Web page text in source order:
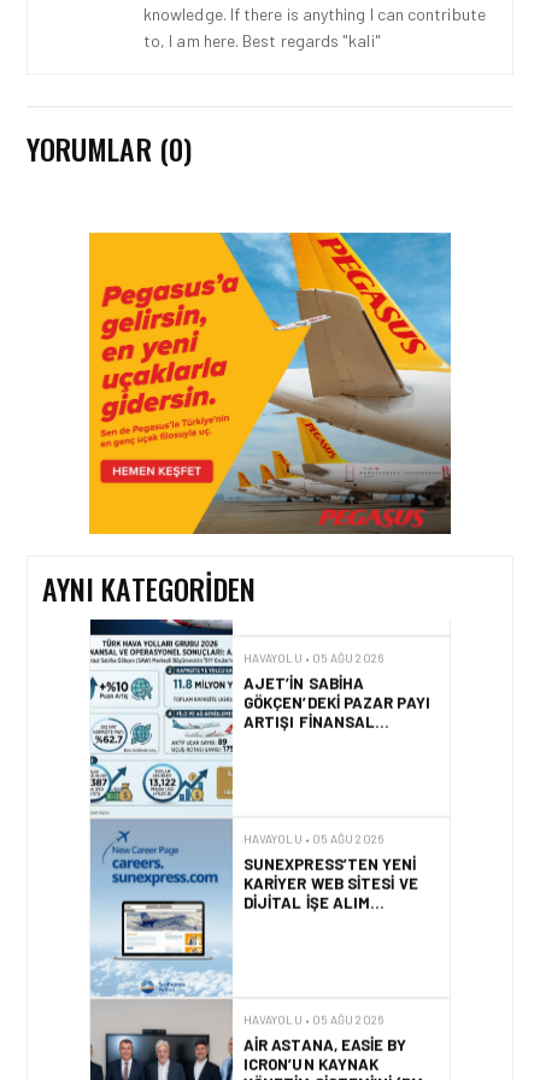
knowledge. If there is anything I can contribute
to, I am here. Best regards "kali"
YORUMLAR (0)
AYNI KATEGORIDEN
HAVAYOLU • 05 AĞU 2026
CORENDON’DAN YAKIT
VERIMLILIĞI VE
SÜRDÜRÜLEBILIRLIK IÇIN
İŞ BIRLIĞI!
HAVAYOLU • 05 AĞU 2026
AIR ASTANA’DAN 2026
YILI İLK YARI FINANSAL
VE OPERASYONEL
SONUÇLARI!
GÖKÇEN’DEKI PAZAR PAYI
ARTIŞI FINANSAL
SONUÇLARI NASIL
ETKILEDI?
KARIYER WEB SITESI VE
DIJITAL İŞE ALIM
PLATFORMU!
ICRON’UN KAYNAK
YÖNETIM SISTEMI’NI (RMS)
CANLIYA ALDI